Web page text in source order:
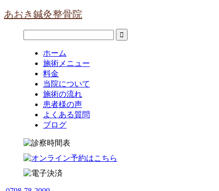
あおき鍼灸整骨院
ホーム
施術メニュー
料金
当院について
施術の流れ
患者様の声
よくある質問
ブログ